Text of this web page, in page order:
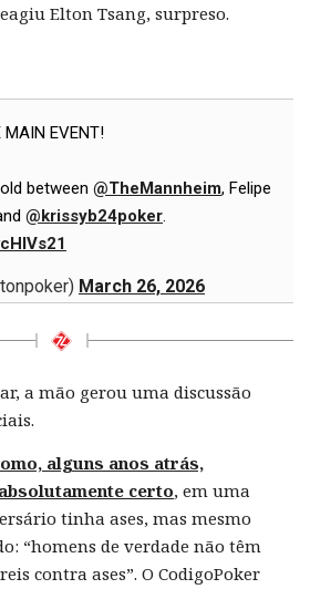
Elton Tsang, surpreso.
MAIN EVENT!
between @TheMannheim, Felipe
@krissyb24poker.
March 26, 2026
a mão gerou uma discussão
alguns anos atrás,
certo, em uma
tinha ases, mas mesmo
“homens de verdade não têm
contra ases”. O CodigoPoker